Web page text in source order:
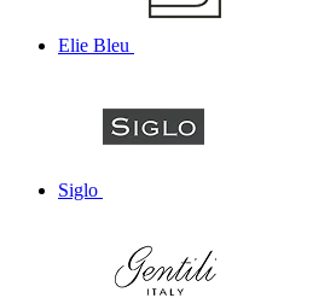
Elie Bleu
Siglo